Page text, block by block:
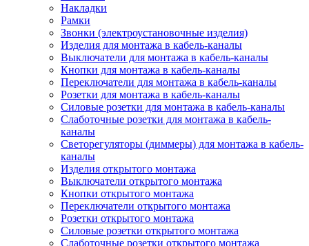
Накладки
Рамки
Звонки (электроустановочные изделия)
Изделия для монтажа в кабель-каналы
Выключатели для монтажа в кабель-каналы
Кнопки для монтажа в кабель-каналы
Переключатели для монтажа в кабель-каналы
Розетки для монтажа в кабель-каналы
Силовые розетки для монтажа в кабель-каналы
Слаботочные розетки для монтажа в кабель-
каналы
Светорегуляторы (диммеры) для монтажа в кабель-
каналы
Изделия открытого монтажа
Выключатели открытого монтажа
Кнопки открытого монтажа
Переключатели открытого монтажа
Розетки открытого монтажа
Силовые розетки открытого монтажа
Слаботочные розетки открытого монтажа